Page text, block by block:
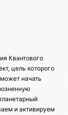
Квантового
цель которого
начать
и активируем